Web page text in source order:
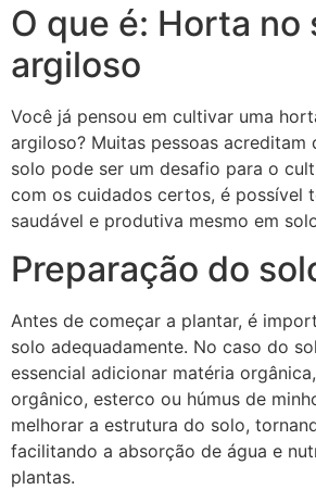
O que é: Horta no
argiloso
Você já pensou em cultivar uma
argiloso? Muitas pessoas acreditam
solo pode ser um desafio para o
com os cuidados certos, é possível
saudável e produtiva mesmo em
Preparação do
Antes de começar a plantar, é
solo adequadamente. No caso do
essencial adicionar matéria
orgânico, esterco ou húmus de
melhorar a estrutura do solo,
facilitando a absorção de água e
plantas.